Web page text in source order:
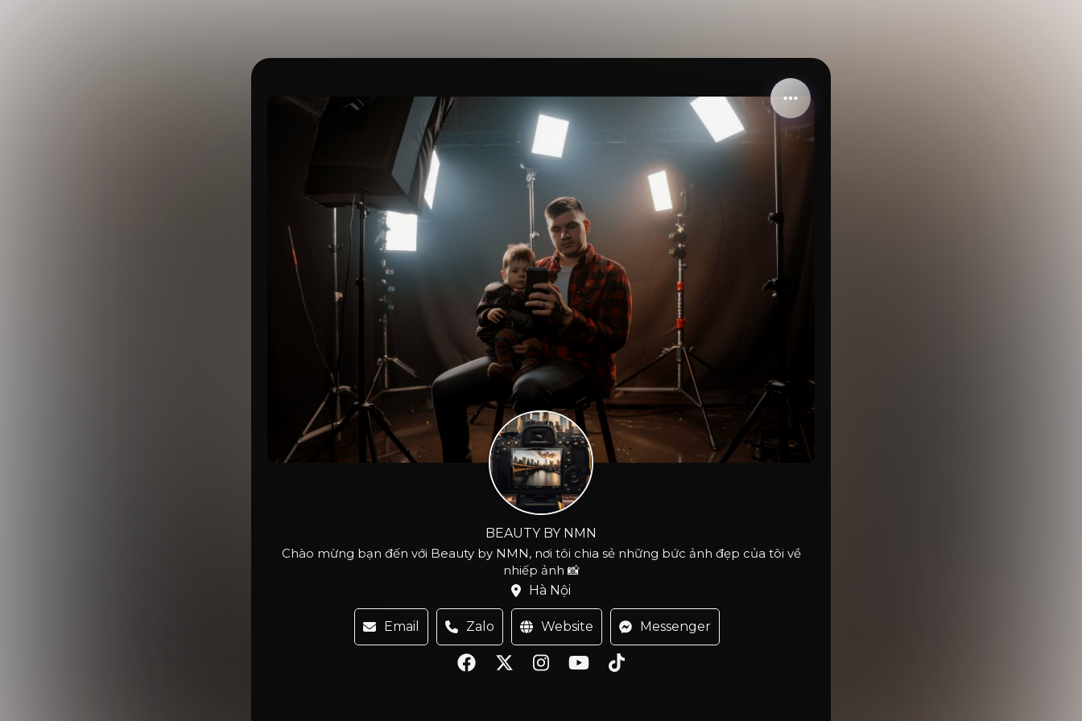
BEAUTY BY NMN
Chào mừng bạn đến với Beauty by NMN, nơi tôi chia sẻ những bức ảnh đẹp của tôi về
nhiếp ảnh 📸
Hà Nội
Email Zalo Website Messenger